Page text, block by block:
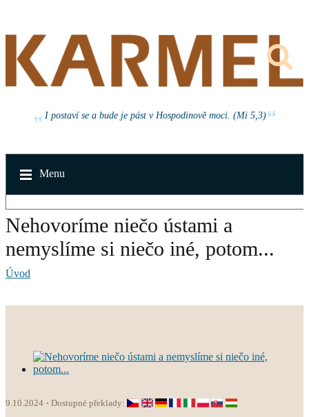
I postaví se a bude je pást v Hospodinově moci. (Mi 5,3)
Menu
Nehovoríme niečo ústami a
nemyslíme si niečo iné, potom...
Úvod
9.10.2024 Dostupné překlady: